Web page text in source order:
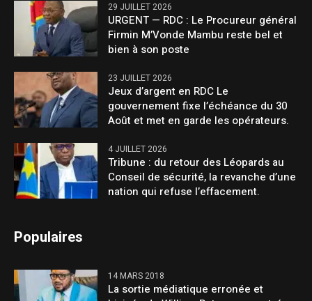
29 JUILLET 2026
URGENT — RDC : Le Procureur général
Firmin M’Vonde Mambu reste bel et
bien à son poste
23 JUILLET 2026
Jeux d’argent en RDC Le
gouvernement fixe l’échéance du 30
Août et met en garde les opérateurs.
4 JUILLET 2026
Tribune : du retour des Léopards au
Conseil de sécurité, la revanche d’une
nation qui refuse l’effacement.
Populaires
14 MARS 2018
La sortie médiatique erronée et